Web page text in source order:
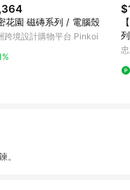
花園 磁磚系列 / 電腦殼
跨境設計購物平台 Pinkoi
。